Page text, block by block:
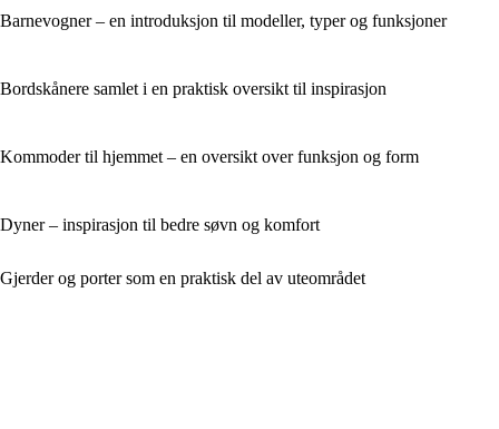
Barnevogner – en introduksjon til modeller, typer og funksjoner
Bordskånere samlet i en praktisk oversikt til inspirasjon
Kommoder til hjemmet – en oversikt over funksjon og form
Dyner – inspirasjon til bedre søvn og komfort
Gjerder og porter som en praktisk del av uteområdet